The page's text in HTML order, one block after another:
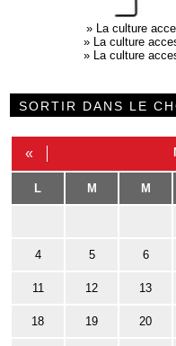
»
La culture
»
La culture
»
La culture
SORTIR DANS LE
«
L M M
4 5 6
11 12 13
18 19 20